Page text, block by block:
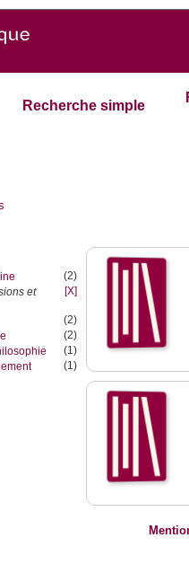
Recherche simple
(2)
et
[X]
(2)
(2)
(1)
(1)